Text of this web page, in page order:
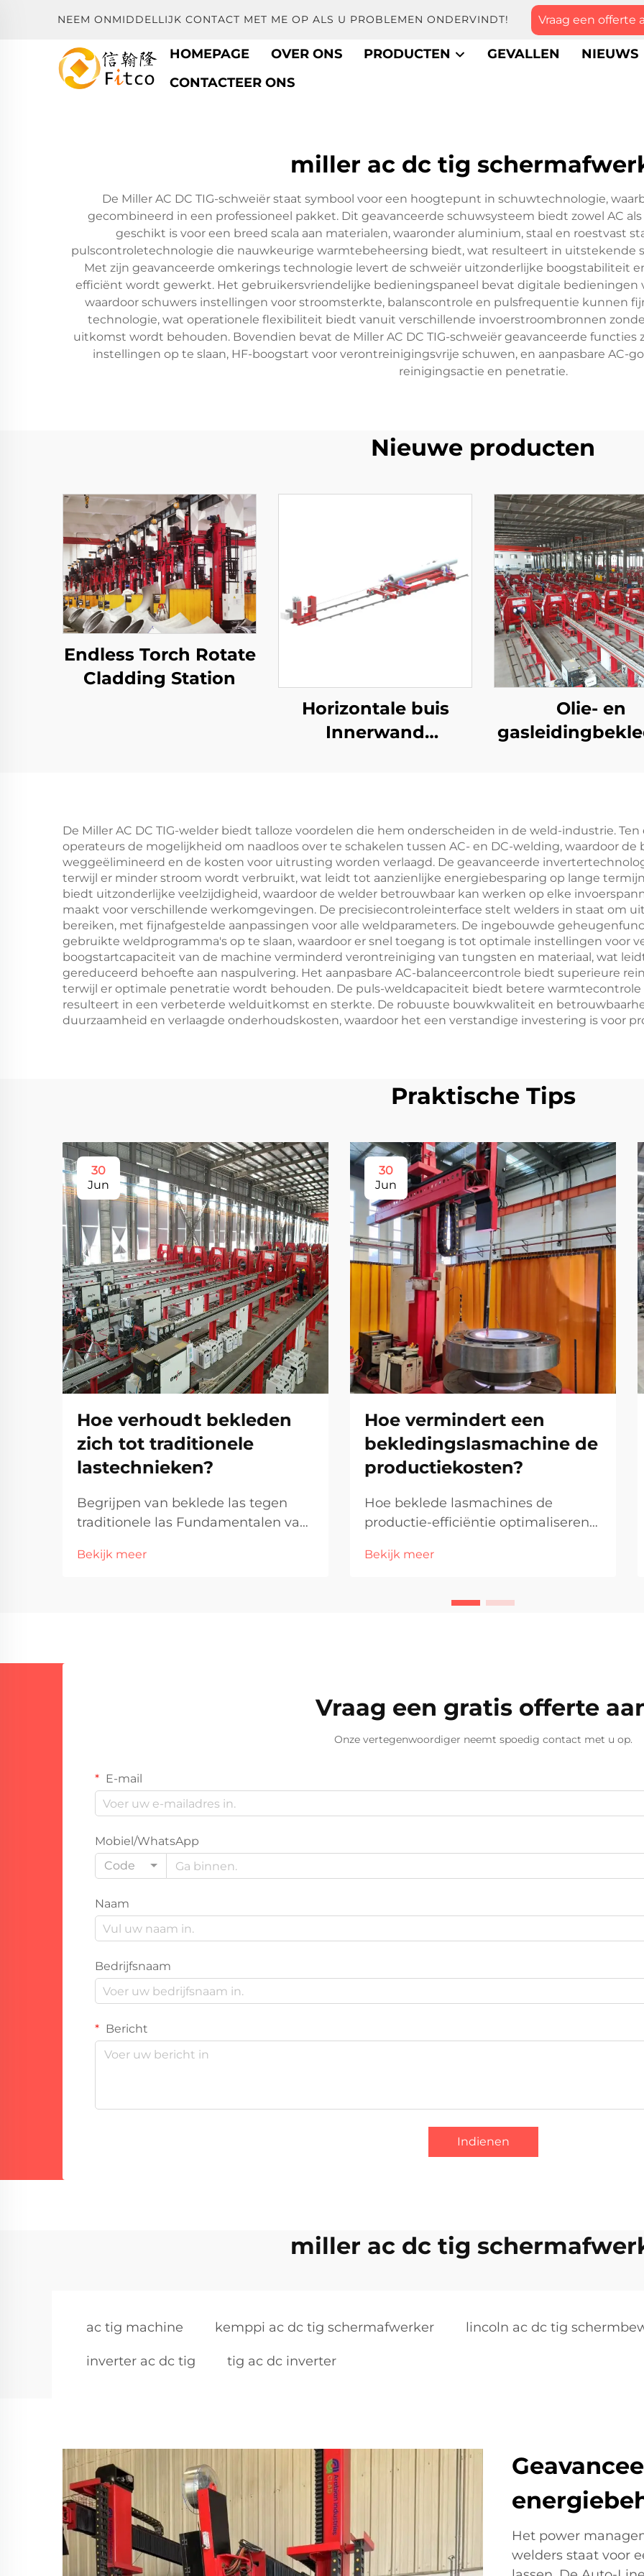
NEEM ONMIDDELLIJK CONTACT MET ME OP ALS U PROBLEMEN ONDERVINDT! Vraag een offerte
HOMEPAGE OVER ONS PRODUCTEN GEVALLEN NIEUWS
CONTACTEER ONS
miller ac dc tig
De Miller AC DC TIG-schweiër staat symbool voor een hoogtepunt in schuwtechnologie,
gecombineerd in een professioneel pakket. Dit geavanceerde schuwsysteem biedt zowel AC
geschikt is voor een breed scala aan materialen, waaronder aluminium, staal en roestvast
pulscontroletechnologie die nauwkeurige warmtebeheersing biedt, wat resulteert in uitstekende
Met zijn geavanceerde omkerings technologie levert de schweiër uitzonderlijke boogstabiliteit
efficiënt wordt gewerkt. Het gebruikersvriendelijke bedieningspaneel bevat digitale bedieningen
waardoor schuwers instellingen voor stroomsterkte, balanscontrole en pulsfrequentie kunnen
technologie, wat operationele flexibiliteit biedt vanuit verschillende invoerstroombronnen
uitkomst wordt behouden. Bovendien bevat de Miller AC DC TIG-schweiër geavanceerde
instellingen op te slaan, HF-boogstart voor verontreinigingsvrije schuwen, en aanpasbare AC-
reinigingsactie en penetratie.
Nieuwe producten
Endless Torch Rotate
Cladding Station
Horizontale buis
Innerwand
Olie- en
De Miller AC DC TIG-welder biedt talloze voordelen die hem onderscheiden in de weld-industrie.
operateurs de mogelijkheid om naadloos over te schakelen tussen AC- en DC-welding, waardoor
weggeëlimineerd en de kosten voor uitrusting worden verlaagd. De geavanceerde
terwijl er minder stroom wordt verbruikt, wat leidt tot aanzienlijke energiebesparing op lange
biedt uitzonderlijke veelzijdigheid, waardoor de welder betrouwbaar kan werken op elke
maakt voor verschillende werkomgevingen. De precisiecontroleinterface stelt welders in staat om
bereiken, met fijnafgestelde aanpassingen voor alle weldparameters. De ingebouwde
gebruikte weldprogramma's op te slaan, waardoor er snel toegang is tot optimale instellingen voor
boogstartcapaciteit van de machine verminderd verontreiniging van tungsten en materiaal, wat
gereduceerd behoefte aan naspulvering. Het aanpasbare AC-balanceercontrole biedt superieure
terwijl er optimale penetratie wordt behouden. De puls-weldcapaciteit biedt betere
resulteert in een verbeterde welduitkomst en sterkte. De robuuste bouwkwaliteit en
duurzaamheid en verlaagde onderhoudskosten, waardoor het een verstandige investering is voor
Praktische Tips
30
Jun
Hoe verhoudt bekleden
zich tot traditionele
lastechnieken?
Begrijpen van beklede las tegen
traditionele las Fundamentalen van
bekleding genoemd, omvat in
Bekijk meer
30
Jun
Hoe vermindert een
bekledingslasmachine de
productiekosten?
Hoe beklede lasmachines de
productie-efficiëntie optimaliseren
verminderde arbeidskosten Beklede
vrijwel zelfstandig, wat betekent dat
Bekijk meer
Vraag een gratis offerte
Onze vertegenwoordiger neemt spoedig contact met u op.
E-mail
Mobiel/WhatsApp
Code
Naam
Bedrijfsnaam
Bericht
Indienen
miller ac dc tig
ac tig machine kemppi ac dc tig schermafwerker lincoln ac dc tig
inverter ac dc tig tig ac dc inverter
Het power
welders staat voor